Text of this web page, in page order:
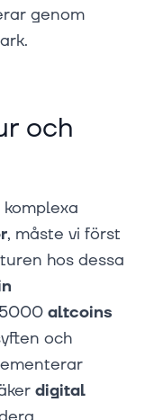
genom
och
, måste vi först
hos dessa
altcoins
och
digital